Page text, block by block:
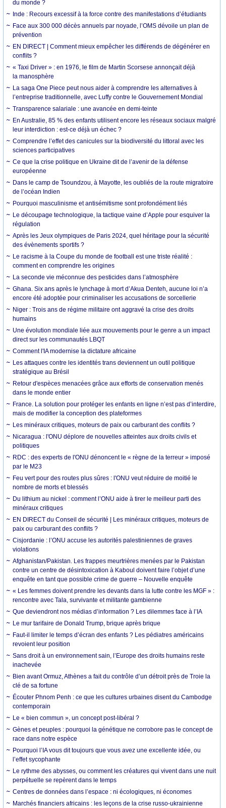
du monde ?
Inde : Recours excessif à la force contre des manifestations d’étudiants
Face aux 300 000 décès annuels par noyade, l’OMS dévoile un plan de
prévention
EN DIRECT | Comment mieux empêcher les différends de dégénérer en
conflits ?
« Taxi Driver » : en 1976, le film de Martin Scorsese annonçait déjà
la manosphère
La saga One Piece peut nous aider à comprendre les alternatives à
l’entreprise traditionnelle, avec Luffy contre le Gouvernement Mondial
Transparence salariale : une avancée en demi-teinte
En Australie, 85 % des enfants utilisent encore les réseaux sociaux malgré
leur interdiction : est-ce déjà un échec ?
Comprendre l’effet des canicules sur la biodiversité du littoral avec les
sciences participatives
Ce que la crise politique en Ukraine dit de l’avenir de la défense
européenne
Dans le camp de Tsoundzou, à Mayotte, les oubliés de la route migratoire
de l’océan Indien
Pourquoi masculinisme et antisémitisme sont profondément liés
Le découpage technologique, la tactique vaine d’Apple pour esquiver la
régulation
Après les Jeux olympiques de Paris 2024, quel héritage pour la sécurité
des évènements sportifs ?
Le racisme à la Coupe du monde de football est une triste réalité :
comment en comprendre les origines
La seconde vie méconnue des pesticides dans l’atmosphère
Ghana. Six ans après le lynchage à mort d’Akua Denteh, aucune loi n’a
encore été adoptée pour criminaliser les accusations de sorcellerie
Niger : Trois ans de régime militaire ont aggravé la crise des droits
humains
Une évolution mondiale liée aux mouvements pour le genre a un impact
direct sur les communautés LBQT
Comment l'IA modernise la dictature africaine
Les attaques contre les identités trans deviennent un outil politique
stratégique au Brésil
Retour d'espèces menacées grâce aux efforts de conservation menés
dans le monde entier
France. La solution pour protéger les enfants en ligne n’est pas d’interdire,
mais de modifier la conception des plateformes
Les minéraux critiques, moteurs de paix ou carburant des conflits ?
Nicaragua : l'ONU déplore de nouvelles atteintes aux droits civils et
politiques
RDC : des experts de l'ONU dénoncent le « règne de la terreur » imposé
par le M23
Feu vert pour des routes plus sûres : l'ONU veut réduire de moitié le
nombre de morts et blessés
Du lithium au nickel : comment l’ONU aide à tirer le meilleur parti des
minéraux critiques
EN DIRECT du Conseil de sécurité | Les minéraux critiques, moteurs de
paix ou carburant des conflits ?
Cisjordanie : l’ONU accuse les autorités palestiniennes de graves
violations
Afghanistan/Pakistan. Les frappes meurtrières menées par le Pakistan
contre un centre de désintoxication à Kaboul doivent faire l’objet d’une
enquête en tant que possible crime de guerre – Nouvelle enquête
« Les femmes doivent prendre les devants dans la lutte contre les MGF » :
rencontre avec Tala, survivante et militante gambienne
Que deviendront nos médias d’information ? Les dilemmes face à l’IA
Le mur tarifaire de Donald Trump, brique après brique
Faut-il limiter le temps d’écran des enfants ? Les pédiatres américains
revoient leur position
Sans droit à un environnement sain, l’Europe des droits humains reste
inachevée
Bien avant Ormuz, Athènes a fait du contrôle d’un détroit près de Troie la
clé de sa fortune
Écouter Phnom Penh : ce que les cultures urbaines disent du Cambodge
contemporain
Le « bien commun », un concept post-libéral ?
Gènes et peuples : pourquoi la génétique ne corrobore pas le concept de
race dans notre espèce
Pourquoi l’IA vous dit toujours que vous avez une excellente idée, ou
l’effet sycophante
Le rythme des abysses, ou comment les créatures qui vivent dans une nuit
perpétuelle se repèrent dans le temps
Centres de données dans l’espace : ni écologiques, ni économes
Marchés financiers africains : les leçons de la crise russo-ukrainienne